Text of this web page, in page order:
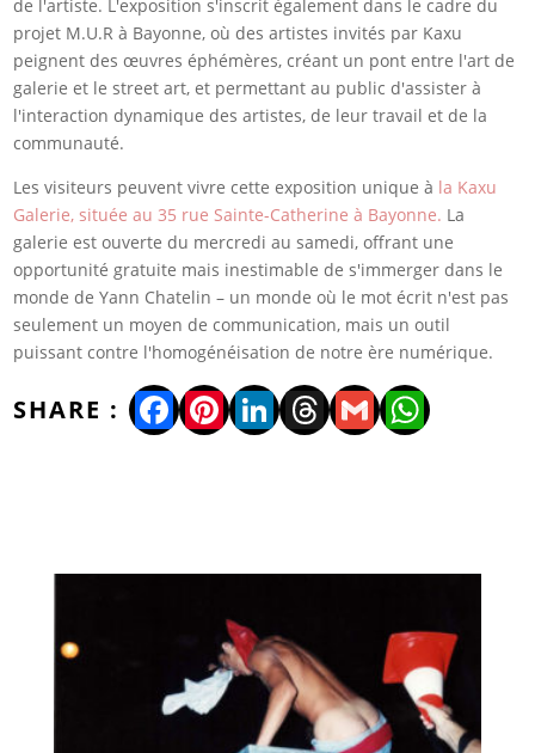
de l'artiste. L'exposition s'inscrit également dans le cadre du
projet M.U.R à Bayonne, où des artistes invités par Kaxu
peignent des œuvres éphémères, créant un pont entre l'art de
galerie et le street art, et permettant au public d'assister à
l'interaction dynamique des artistes, de leur travail et de la
communauté.
Les visiteurs peuvent vivre cette exposition unique à la Kaxu
Galerie, située au 35 rue Sainte-Catherine à Bayonne. La
galerie est ouverte du mercredi au samedi, offrant une
opportunité gratuite mais inestimable de s'immerger dans le
monde de Yann Chatelin – un monde où le mot écrit n'est pas
seulement un moyen de communication, mais un outil
puissant contre l'homogénéisation de notre ère numérique.
Facebook
Pinterest
LinkedIn
Threads
Gmail